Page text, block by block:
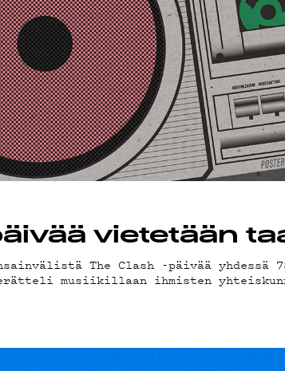
vietetään
The Clash -päivää yhdessä
musiikillaan ihmisten